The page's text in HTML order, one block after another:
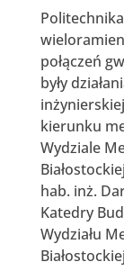
połączeń
były
kierunku
Wydziale
hab. inż.
Katedry
Wydziału